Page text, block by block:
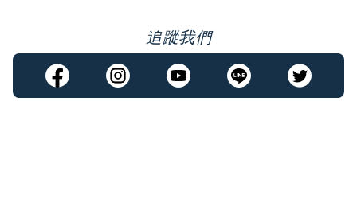
追蹤我們